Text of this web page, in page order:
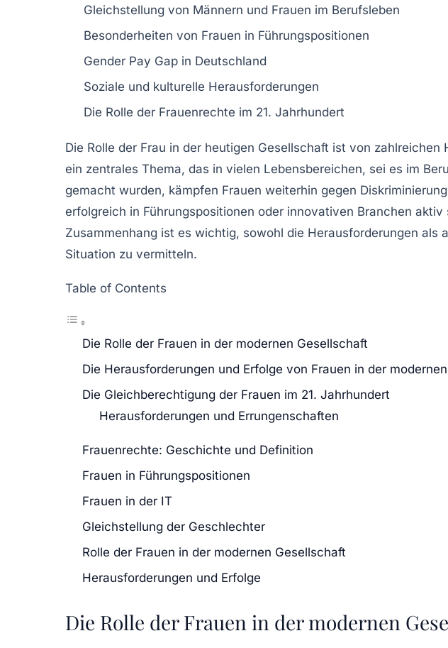
Gleichstellung von Männern und Frauen im Berufsleben
Besonderheiten von Frauen in Führungspositionen
Gender Pay Gap in Deutschland
Soziale und kulturelle Herausforderungen
Die Rolle der Frauenrechte im 21. Jahrhundert
Die Rolle der Frau in der heutigen Gesellschaft ist von zahlreichen
ein zentrales Thema, das in vielen Lebensbereichen, sei es im
gemacht wurden, kämpfen Frauen weiterhin gegen Diskriminierung
erfolgreich in Führungspositionen oder innovativen Branchen
Zusammenhang ist es wichtig, sowohl die Herausforderungen als
Situation zu vermitteln.
Table of Contents
Die Rolle der Frauen in der modernen Gesellschaft
Die Herausforderungen und Erfolge von Frauen in der
Die Gleichberechtigung der Frauen im 21. Jahrhundert
Herausforderungen und Errungenschaften
Frauenrechte: Geschichte und Definition
Frauen in Führungspositionen
Frauen in der IT
Gleichstellung der Geschlechter
Rolle der Frauen in der modernen Gesellschaft
Herausforderungen und Erfolge
Die Rolle der Frauen in der modernen